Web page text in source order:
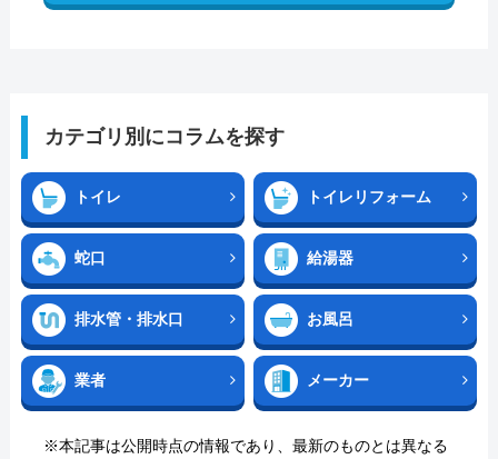
カテゴリ別にコラムを探す
トイレ トイレリフォーム
蛇口 給湯器
排水管・排水口 お風呂
業者 メーカー
※本記事は公開時点の情報であり、最新のものとは異なる